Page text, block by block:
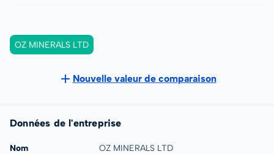
OZ MINERALS LTD
Nouvelle valeur de comparaison
Données de l'entreprise
Nom OZ MINERALS LTD